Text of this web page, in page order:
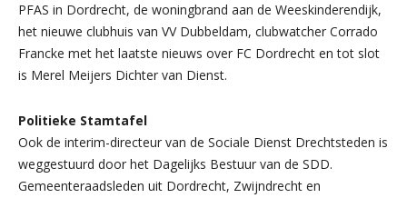
PFAS in Dordrecht, de woningbrand aan de Weeskinderendijk,
het nieuwe clubhuis van VV Dubbeldam, clubwatcher Corrado
Francke met het laatste nieuws over FC Dordrecht en tot slot
is Merel Meijers Dichter van Dienst.
Politieke Stamtafel
Ook de interim-directeur van de Sociale Dienst Drechtsteden is
weggestuurd door het Dagelijks Bestuur van de SDD.
Gemeenteraadsleden uit Dordrecht, Zwijndrecht en